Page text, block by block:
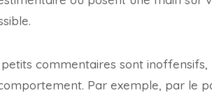
commentaires sont inoffensifs,
Par exemple, par le